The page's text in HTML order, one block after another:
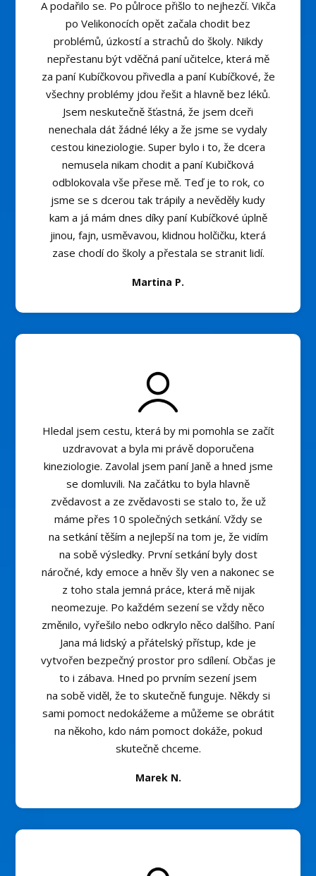
A podařilo se. Po půlroce přišlo to nejhezčí. Vikča
po Velikonocích opět začala chodit bez
problémů, úzkostí a strachů do školy. Nikdy
nepřestanu být vděčná paní učitelce, která mě
za paní Kubíčkovou přivedla a paní Kubíčkové, že
všechny problémy jdou řešit a hlavně bez léků.
Jsem neskutečně šťastná, že jsem dceři
nenechala dát žádné léky a že jsme se vydaly
cestou kineziologie. Super bylo i to, že dcera
nemusela nikam chodit a paní Kubičková
odblokovala vše přese mě. Teď je to rok, co
jsme se s dcerou tak trápily a nevěděly kudy
kam a já mám dnes díky paní Kubíčkové úplně
jinou, fajn, usměvavou, klidnou holčičku, která
zase chodí do školy a přestala se stranit lidí.
Martina P.
Hledal jsem cestu, která by mi pomohla se začít
uzdravovat a byla mi právě doporučena
kineziologie. Zavolal jsem paní Janě a hned jsme
se domluvili. Na začátku to byla hlavně
zvědavost a ze zvědavosti se stalo to, že už
máme přes 10 společných setkání. Vždy se
na setkání těším a nejlepší na tom je, že vidím
na sobě výsledky. První setkání byly dost
náročné, kdy emoce a hněv šly ven a nakonec se
z toho stala jemná práce, která mě nijak
neomezuje. Po každém sezení se vždy něco
změnilo, vyřešilo nebo odkrylo něco dalšího. Paní
Jana má lidský a přátelský přístup, kde je
vytvořen bezpečný prostor pro sdílení. Občas je
to i zábava. Hned po prvním sezení jsem
na sobě viděl, že to skutečně funguje. Někdy si
sami pomoct nedokážeme a můžeme se obrátit
na někoho, kdo nám pomoct dokáže, pokud
skutečně chceme.
Marek N.